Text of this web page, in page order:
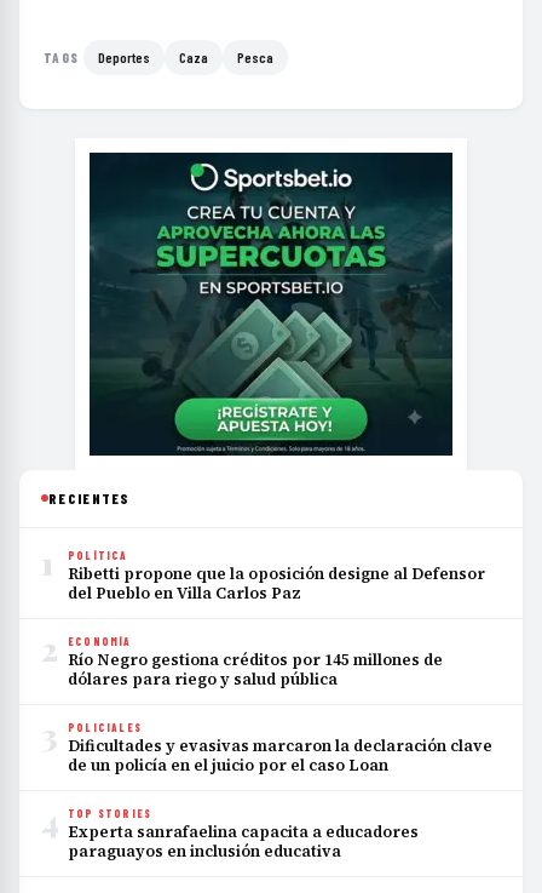
TAGS Deportes Caza Pesca
RECIENTES
1 POLÍTICA
Ribetti propone que la oposición designe al Defensor
del Pueblo en Villa Carlos Paz
2 ECONOMÍA
Río Negro gestiona créditos por 145 millones de
dólares para riego y salud pública
3 POLICIALES
Dificultades y evasivas marcaron la declaración clave
de un policía en el juicio por el caso Loan
4 TOP STORIES
Experta sanrafaelina capacita a educadores
paraguayos en inclusión educativa